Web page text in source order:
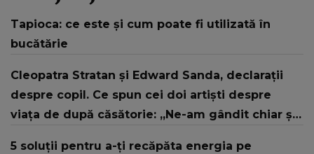
Tapioca: ce este și cum poate fi utilizată în
bucătărie
Cleopatra Stratan și Edward Sanda, declarații
despre copil. Ce spun cei doi artiști despre
viața de după căsătorie: „Ne-am gândit chiar și
5 soluții pentru a-ți recăpăta energia pe